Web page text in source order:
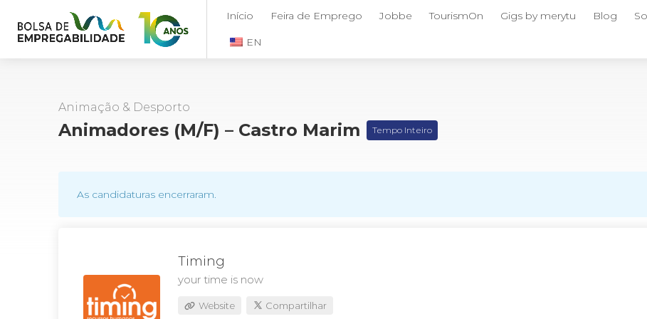
Início Feira de Emprego Jobbe TourismOn Gigs by merytu Blog
EN
Animação & Desporto
Animadores (M/F) – Castro Marim Tempo Inteiro
As candidaturas encerraram.
Timing
your time is now
Website Compartilhar